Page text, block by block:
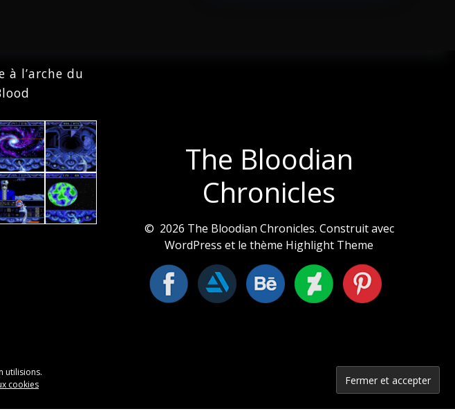
à l’arche du
The Bloodian
Chronicles
© 2026 The Bloodian Chronicles. Construit avec
WordPress et le thème Highlight Theme
utilisions.
cookies